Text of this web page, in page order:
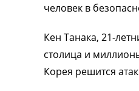
человек в
Кен Танака, 21-
столица и
Корея решится